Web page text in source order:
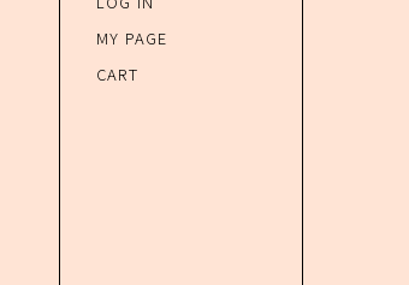
MY PAGE
CART